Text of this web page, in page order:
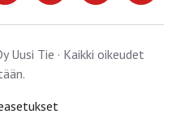
Uusi Tie · Kaikki oikeudet